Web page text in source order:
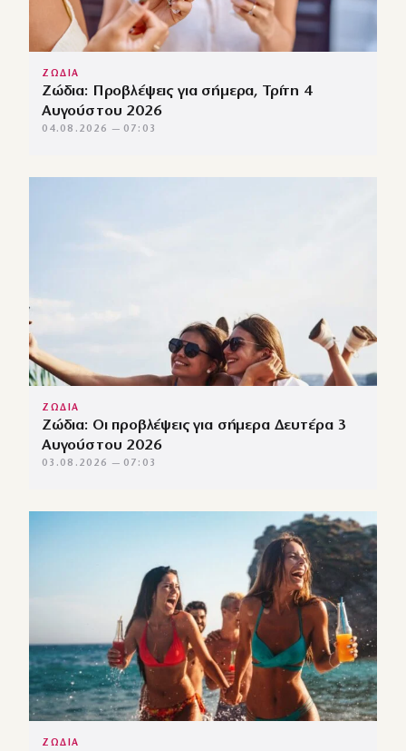
ΖΩΔΙΑ
Ζώδια: Προβλέψεις για σήμερα, Τρίτη 4
Αυγούστου 2026
04.08.2026 — 07:03
ΖΩΔΙΑ
Ζώδια: Οι προβλέψεις για σήμερα Δευτέρα 3
Αυγούστου 2026
03.08.2026 — 07:03
ΖΩΔΙΑ